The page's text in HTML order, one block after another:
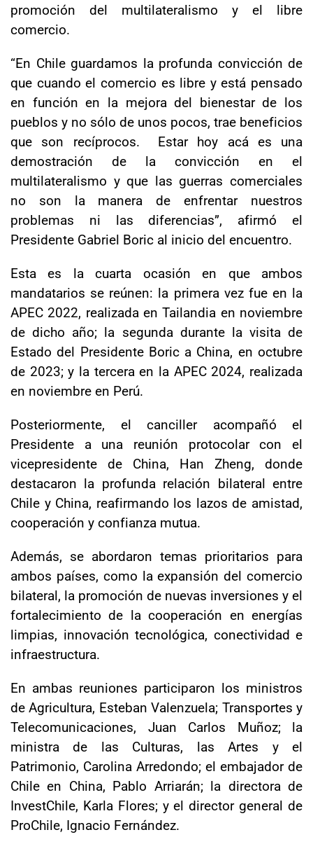
promoción del multilateralismo y el libre
comercio.
“En Chile guardamos la profunda convicción de
que cuando el comercio es libre y está pensado
en función en la mejora del bienestar de los
pueblos y no sólo de unos pocos, trae beneficios
que son recíprocos. Estar hoy acá es una
demostración de la convicción en el
multilateralismo y que las guerras comerciales
no son la manera de enfrentar nuestros
problemas ni las diferencias”, afirmó el
Presidente Gabriel Boric al inicio del encuentro.
Esta es la cuarta ocasión en que ambos
mandatarios se reúnen: la primera vez fue en la
APEC 2022, realizada en Tailandia en noviembre
de dicho año; la segunda durante la visita de
Estado del Presidente Boric a China, en octubre
de 2023; y la tercera en la APEC 2024, realizada
en noviembre en Perú.
Posteriormente, el canciller acompañó el
Presidente a una reunión protocolar con el
vicepresidente de China, Han Zheng, donde
destacaron la profunda relación bilateral entre
Chile y China, reafirmando los lazos de amistad,
cooperación y confianza mutua.
Además, se abordaron temas prioritarios para
ambos países, como la expansión del comercio
bilateral, la promoción de nuevas inversiones y el
fortalecimiento de la cooperación en energías
limpias, innovación tecnológica, conectividad e
infraestructura.
En ambas reuniones participaron los ministros
de Agricultura, Esteban Valenzuela; Transportes y
Telecomunicaciones, Juan Carlos Muñoz; la
ministra de las Culturas, las Artes y el
Patrimonio, Carolina Arredondo; el embajador de
Chile en China, Pablo Arriarán; la directora de
InvestChile, Karla Flores; y el director general de
ProChile, Ignacio Fernández.